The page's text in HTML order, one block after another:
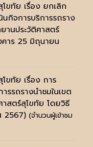
ขทัย เรื่อง ยกเลิก
กิจการบริการรถราง
านประวัติศาสตร์
าร 25 มิถุนายน
ขทัย เรื่อง การ
รรถรางนำชมในเขต
สตร์สุโขทัย โดยวิธี
2567) (จำนวนผู้เข้าชม